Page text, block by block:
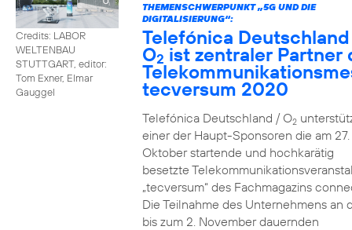
Credits: LABOR
WELTENBAU
STUTTGART, editor:
Tom Exner, Elmar
Gauggel
THEMENSCHWERPUNKT „5G UND DIE
DIGITALISIERUNG“:
Telefónica
O2 ist zentraler Partner
tecversum 2020
Telefónica Deutschland / O2
einer der Haupt-Sponsoren die am 27.
Oktober startende und hochkarätig
besetzte
„tecversum“ des Fachmagazins
Die Teilnahme des Unternehmens an
bis zum 2. November dauernden